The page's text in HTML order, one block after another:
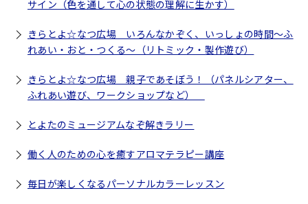
サイン（色を通して心の状態の理解に生かす）
きらとよ☆なつ広場 いろんなかぞく、いっしょの時間～ふ
れあい・おと・つくる～（リトミック・製作遊び）
きらとよ☆なつ広場 親子であそぼう！（パネルシアター、
ふれあい遊び、ワークショップなど）
とよたのミュージアムなぞ解きラリー
働く人のための心を癒すアロマテラピー講座
毎日が楽しくなるパーソナルカラーレッスン